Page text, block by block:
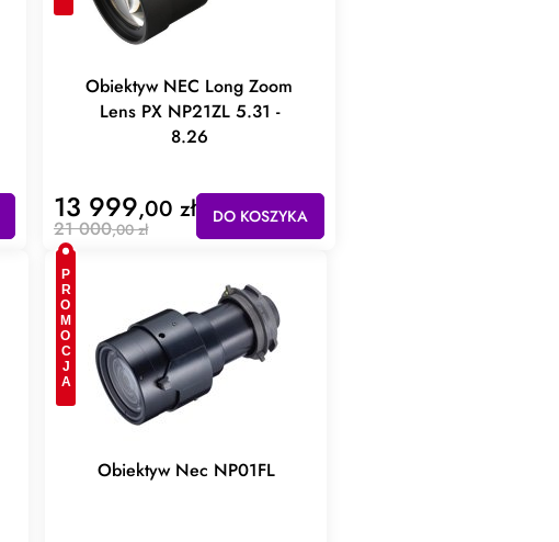
Obiektyw NEC Long Zoom
Lens PX NP21ZL 5.31 -
8.26
13 999,00 zł
21 000,00 zł
DO KOSZYKA
PROMOCJA
Obiektyw Nec NP01FL